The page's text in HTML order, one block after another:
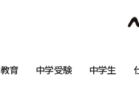
教育 中学受験 中学生